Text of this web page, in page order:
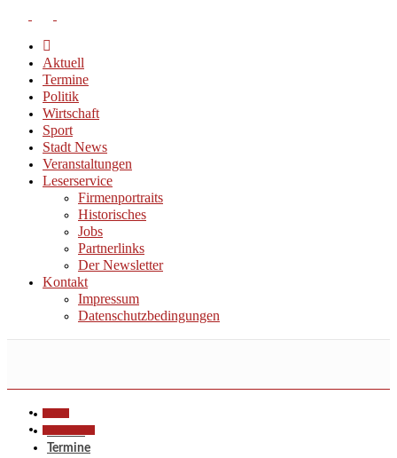
Aktuell
Termine
Politik
Wirtschaft
Sport
Stadt News
Veranstaltungen
Leserservice
Firmenportraits
Historisches
Jobs
Partnerlinks
Der Newsletter
Kontakt
Impressum
Datenschutzbedingungen
Termine